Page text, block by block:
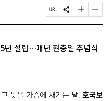
요
페
이
R
L
S
N
유
하
글
자
크
게
글
자
작
게
년 설립…매년 현충일 추념식
뜻을 가슴에 새기는 달. 호국보